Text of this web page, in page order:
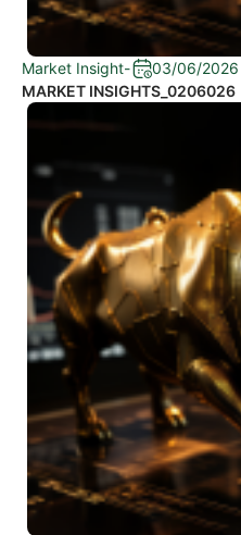
Market Insight-
03/06/2026
MARKET INSIGHTS_0206026